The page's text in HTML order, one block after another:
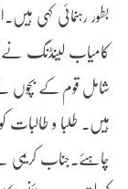
بطور رہنمائی کہی
کامیاب لینڈنگ
شامل قوم کے بچوں نے
ہیں۔ طلبا و
چاہئے۔جناب کریمی